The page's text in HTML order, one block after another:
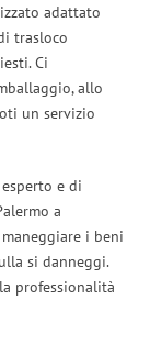
adattato
trasloco
Ci
allo
un servizio
e di
a
i beni
si danneggi.
professionalità